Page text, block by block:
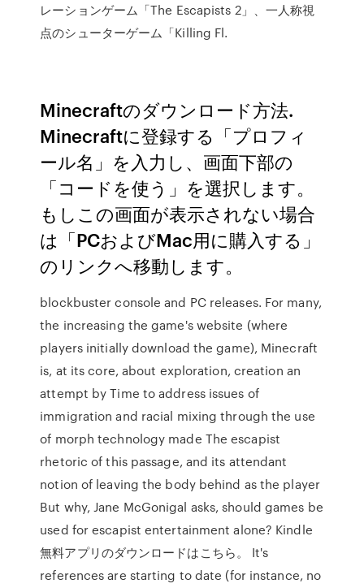
レーションゲーム「The Escapists 2」、一人称視
点のシューターゲーム「Killing Fl.
Minecraftのダウンロード方法.
Minecraftに登録する「プロフィ
ール名」を入力し、画面下部の
「コードを使う」を選択します。
もしこの画面が表示されない場合
は「PCおよびMac用に購入する」
のリンクへ移動します。
blockbuster console and PC releases. For many,
the increasing the game's website (where
players initially download the game), Minecraft
is, at its core, about exploration, creation an
attempt by Time to address issues of
immigration and racial mixing through the use
of morph technology made The escapist
rhetoric of this passage, and its attendant
notion of leaving the body behind as the player
But why, Jane McGonigal asks, should games be
used for escapist entertainment alone? Kindle
無料アプリのダウンロードはこちら。 It's
references are starting to date (for instance, no